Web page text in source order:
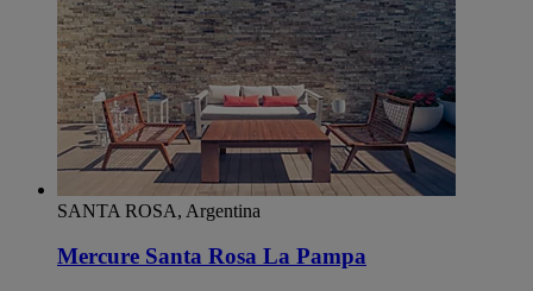
SANTA ROSA, Argentina
Mercure Santa Rosa La Pampa